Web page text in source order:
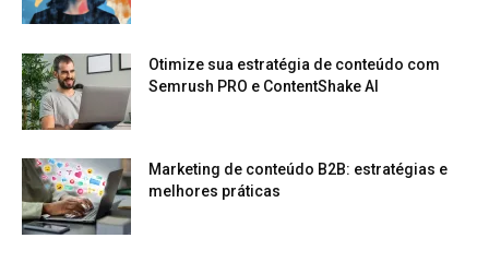
Otimize sua estratégia de conteúdo com
Semrush PRO e ContentShake AI
Marketing de conteúdo B2B: estratégias e
melhores práticas